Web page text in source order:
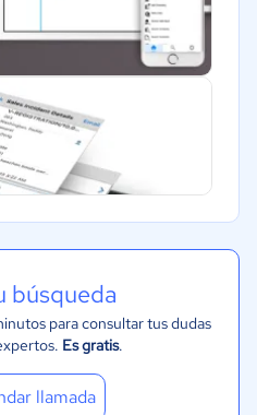
búsqueda
para consultar tus dudas
Es gratis.
llamada